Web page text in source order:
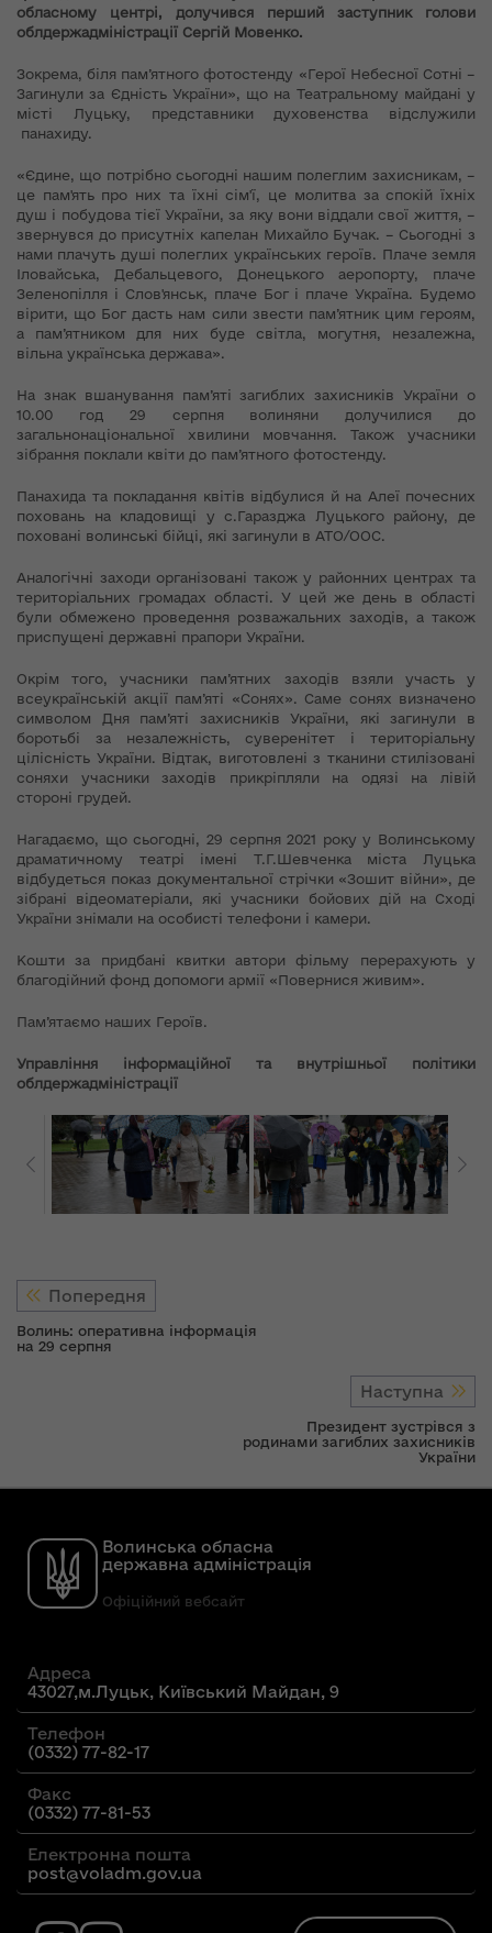
обласному центрі, долучився перший заступник голови
облдержадміністрації Сергій Мовенко.
Зокрема, біля пам’ятного фотостенду «Герої Небесної Сотні –
Загинули за Єдність України», що на Театральному майдані у
місті Луцьку, представники духовенства відслужили
панахиду.
«Єдине, що потрібно сьогодні нашим полеглим захисникам, –
це пам'ять про них та їхні сім'ї, це молитва за спокій їхніх
душ і побудова тієї України, за яку вони віддали свої життя, –
звернувся до присутніх капелан Михайло Бучак. – Сьогодні з
нами плачуть душі полеглих українських героїв. Плаче земля
Іловайська, Дебальцевого, Донецького аеропорту, плаче
Зеленопілля і Слов'янськ, плаче Бог і плаче Україна. Будемо
вірити, що Бог дасть нам сили звести пам’ятник цим героям,
а пам’ятником для них буде світла, могутня, незалежна,
вільна українська держава».
На знак вшанування пам’яті загиблих захисників України о
10.00 год 29 серпня волиняни долучилися до
загальнонаціональної хвилини мовчання. Також учасники
зібрання поклали квіти до пам’ятного фотостенду.
Панахида та покладання квітів відбулися й на Алеї почесних
поховань на кладовищі у с.Гаразджа Луцького району, де
поховані волинські бійці, які загинули в АТО/ООС.
Аналогічні заходи організовані також у районних центрах та
територіальних громадах області. У цей же день в області
були обмежено проведення розважальних заходів, а також
приспущені державні прапори України.
Окрім того, учасники пам’ятних заходів взяли участь у
всеукраїнській акції пам’яті «Сонях». Саме сонях визначено
символом Дня пам’яті захисників України, які загинули в
боротьбі за незалежність, суверенітет і територіальну
цілісність України. Відтак, виготовлені з тканини стилізовані
соняхи учасники заходів прикріпляли на одязі на лівій
стороні грудей.
Нагадаємо, що сьогодні, 29 серпня 2021 року у Волинському
драматичному театрі імені Т.Г.Шевченка міста Луцька
відбудеться показ документальної стрічки «Зошит війни», де
зібрані відеоматеріали, які учасники бойових дій на Сході
України знімали на особисті телефони і камери.
Кошти за придбані квитки автори фільму перерахують у
благодійний фонд допомоги армії «Повернися живим».
Пам’ятаємо наших Героїв.
Управління інформаційної та внутрішньої політики
облдержадміністрації
Попередня
Волинь: оперативна інформація
на 29 серпня
Наступна
Президент зустрівся з
родинами загиблих захисників
України
Волинська обласна
державна адміністрація
Офіційний вебсайт
Адреса
43027,м.Луцьк, Київський Майдан, 9
Телефон
(0332) 77-82-17
Факс
(0332) 77-81-53
Електронна пошта
post@voladm.gov.ua